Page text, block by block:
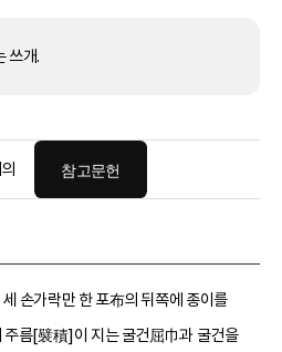
쓰개.
참고문헌
손가락만 한 포布의 뒤쪽에 종이를
주름[襞積]이 지는 굴건屈巾과 굴건을